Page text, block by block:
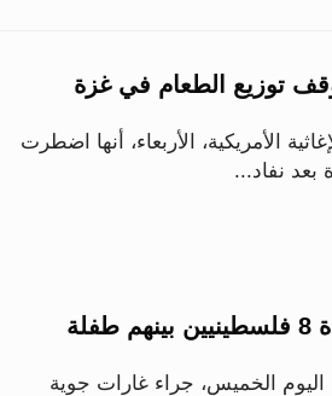
توزيع الطعام في غزة
الأمريكية، الأربعاء، أنها اضطرت
بعد نفاد...
اليوم الخميس، جراء غارات جوية